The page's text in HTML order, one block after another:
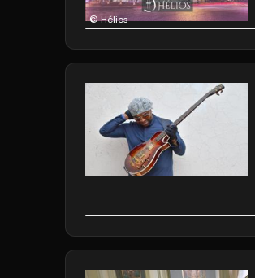
© Hélios